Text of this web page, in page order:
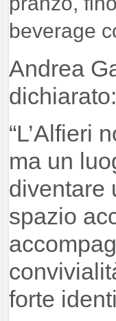
beverage
Andrea
dichiarato:
“L’Alfieri
ma un
diventare
spazio
forte